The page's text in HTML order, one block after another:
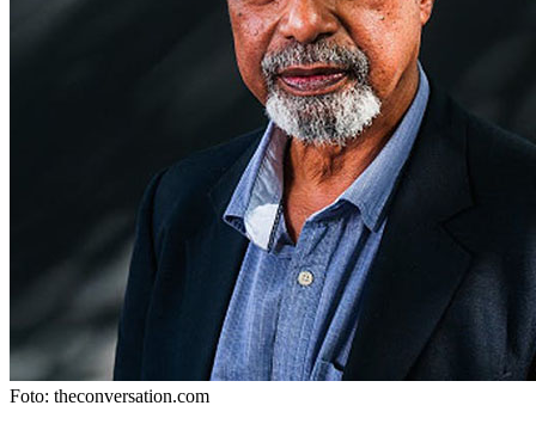
Foto: theconversation.com